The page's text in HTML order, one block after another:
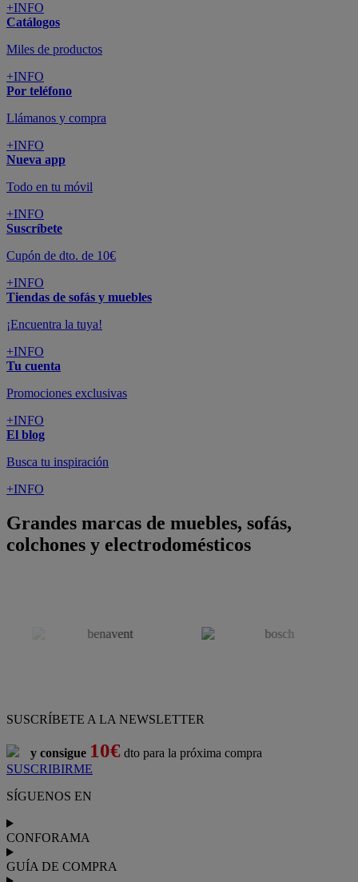
+INFO
Catálogos
Miles de productos
+INFO
Por teléfono
Llámanos y compra
+INFO
Nueva app
Todo en tu móvil
+INFO
Suscríbete
Cupón de dto. de 10€
+INFO
Tiendas de sofás y muebles
¡Encuentra la tuya!
+INFO
Tu cuenta
Promociones exclusivas
+INFO
El blog
Busca tu inspiración
+INFO
Grandes marcas de muebles, sofás,
colchones y electrodomésticos
SUSCRÍBETE A LA NEWSLETTER
y consigue 10€ dto para la próxima compra
SUSCRIBIRME
SÍGUENOS EN
CONFORAMA
GUÍA DE COMPRA